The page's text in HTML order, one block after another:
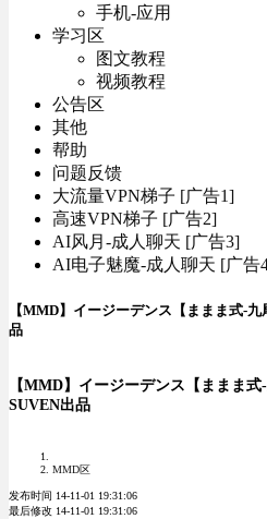
手机-应用
学习区
图文教程
视频教程
公告区
其他
帮助
问题反馈
大流量VPN梯子 [广告1]
高速VPN梯子 [广告2]
AI风月-成人聊天 [广告3]
AI电子魅魔-成人聊天 [广告
【MMD】イージーデンス【ままま式-
品
【MMD】イージーデンス【ままま
SUVEN出品
MMD区
发布时间 14-11-01 19:31:06
最后修改 14-11-01 19:31:06